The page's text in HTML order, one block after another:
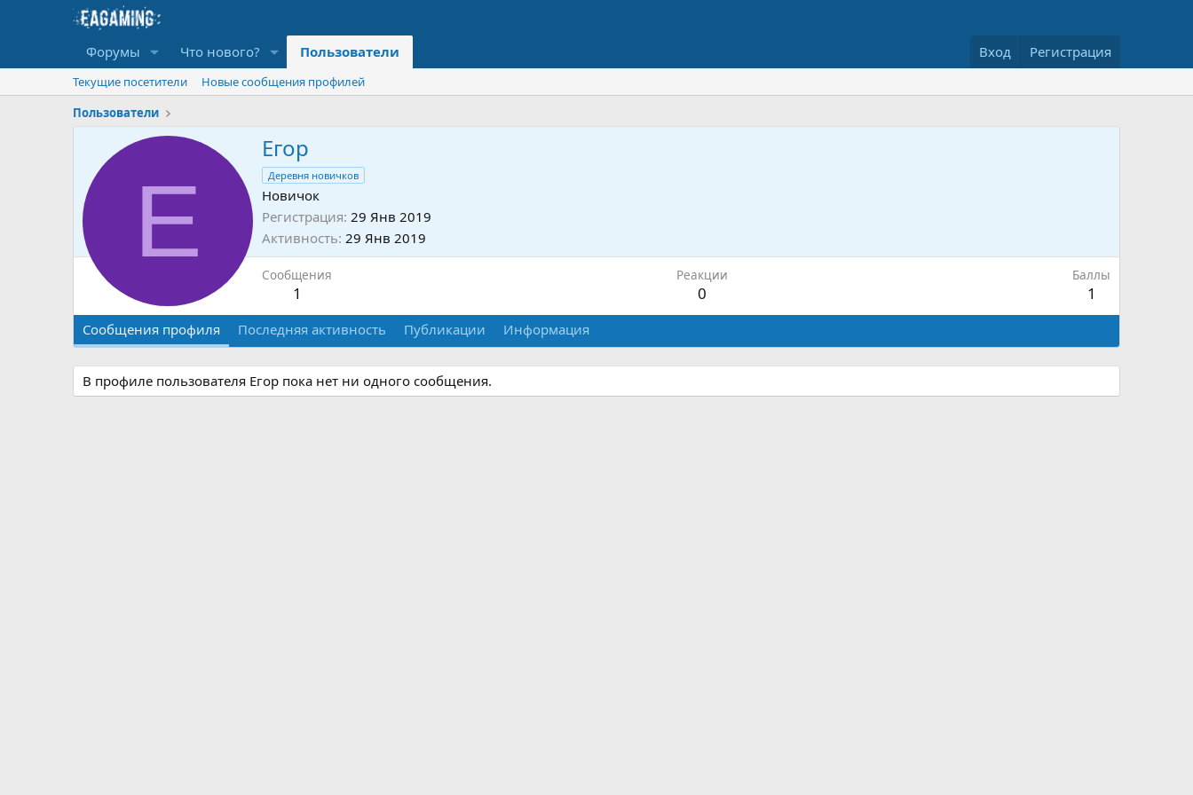
Форумы Что нового? Пользователи Вход Регистрация
Текущие посетители
Новые сообщения профилей
Пользователи
Е
Егор
Деревня новичков
Новичок
Регистрация 29 Янв 2019
Активность 29 Янв 2019
Сообщения
1
Реакции
0
Баллы
1
Сообщения профиля Последняя активность Публикации Информация
В профиле пользователя Егор пока нет ни одного сообщения.